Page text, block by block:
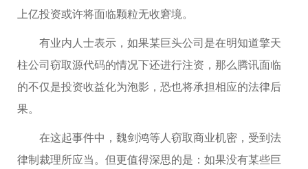
上亿投资或许将面临颗粒无收窘境。
有业内人士表示，如果某巨头公司是在明知道擎天
柱公司窃取源代码的情况下还进行注资，那么腾讯面临
的不仅是投资收益化为泡影，恐也将承担相应的法律后
果。
在这起事件中，魏剑鸿等人窃取商业机密，受到法
律制裁理所应当。但更值得深思的是：如果没有某些巨